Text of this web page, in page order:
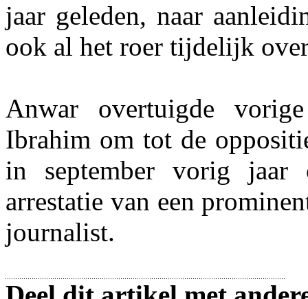
jaar geleden, naar
ook al het roer tijdelijk
Anwar overtuigde
Ibrahim om tot de
in september vorig
arrestatie van een
journalist.